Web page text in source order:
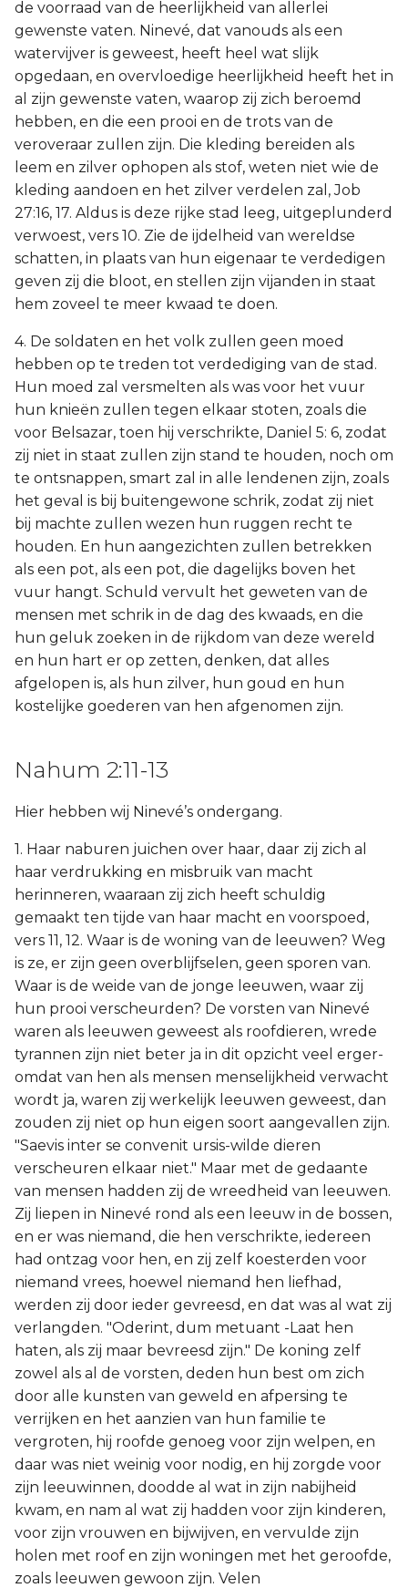
de voorraad van de heerlijkheid van allerlei
gewenste vaten. Ninevé, dat vanouds als een
watervijver is geweest, heeft heel wat slijk
opgedaan, en overvloedige heerlijkheid heeft het in
al zijn gewenste vaten, waarop zij zich beroemd
hebben, en die een prooi en de trots van de
veroveraar zullen zijn. Die kleding bereiden als
leem en zilver ophopen als stof, weten niet wie de
kleding aandoen en het zilver verdelen zal, Job
27:16, 17. Aldus is deze rijke stad leeg, uitgeplunderd
verwoest, vers 10. Zie de ijdelheid van wereldse
schatten, in plaats van hun eigenaar te verdedigen
geven zij die bloot, en stellen zijn vijanden in staat
hem zoveel te meer kwaad te doen.
4. De soldaten en het volk zullen geen moed
hebben op te treden tot verdediging van de stad.
Hun moed zal versmelten als was voor het vuur
hun knieën zullen tegen elkaar stoten, zoals die
voor Belsazar, toen hij verschrikte, Daniel 5: 6, zodat
zij niet in staat zullen zijn stand te houden, noch om
te ontsnappen, smart zal in alle lendenen zijn, zoals
het geval is bij buitengewone schrik, zodat zij niet
bij machte zullen wezen hun ruggen recht te
houden. En hun aangezichten zullen betrekken
als een pot, als een pot, die dagelijks boven het
vuur hangt. Schuld vervult het geweten van de
mensen met schrik in de dag des kwaads, en die
hun geluk zoeken in de rijkdom van deze wereld
en hun hart er op zetten, denken, dat alles
afgelopen is, als hun zilver, hun goud en hun
kostelijke goederen van hen afgenomen zijn.
Nahum 2:11-13
Hier hebben wij Ninevé’s ondergang.
1. Haar naburen juichen over haar, daar zij zich al
haar verdrukking en misbruik van macht
herinneren, waaraan zij zich heeft schuldig
gemaakt ten tijde van haar macht en voorspoed,
vers 11, 12. Waar is de woning van de leeuwen? Weg
is ze, er zijn geen overblijfselen, geen sporen van.
Waar is de weide van de jonge leeuwen, waar zij
hun prooi verscheurden? De vorsten van Ninevé
waren als leeuwen geweest als roofdieren, wrede
tyrannen zijn niet beter ja in dit opzicht veel erger-
omdat van hen als mensen menselijkheid verwacht
wordt ja, waren zij werkelijk leeuwen geweest, dan
zouden zij niet op hun eigen soort aangevallen zijn.
"Saevis inter se convenit ursis-wilde dieren
verscheuren elkaar niet." Maar met de gedaante
van mensen hadden zij de wreedheid van leeuwen.
Zij liepen in Ninevé rond als een leeuw in de bossen,
en er was niemand, die hen verschrikte, iedereen
had ontzag voor hen, en zij zelf koesterden voor
niemand vrees, hoewel niemand hen liefhad,
werden zij door ieder gevreesd, en dat was al wat zij
verlangden. "Oderint, dum metuant -Laat hen
haten, als zij maar bevreesd zijn." De koning zelf
zowel als al de vorsten, deden hun best om zich
door alle kunsten van geweld en afpersing te
verrijken en het aanzien van hun familie te
vergroten, hij roofde genoeg voor zijn welpen, en
daar was niet weinig voor nodig, en hij zorgde voor
zijn leeuwinnen, doodde al wat in zijn nabijheid
kwam, en nam al wat zij hadden voor zijn kinderen,
voor zijn vrouwen en bijwijven, en vervulde zijn
holen met roof en zijn woningen met het geroofde,
zoals leeuwen gewoon zijn. Velen